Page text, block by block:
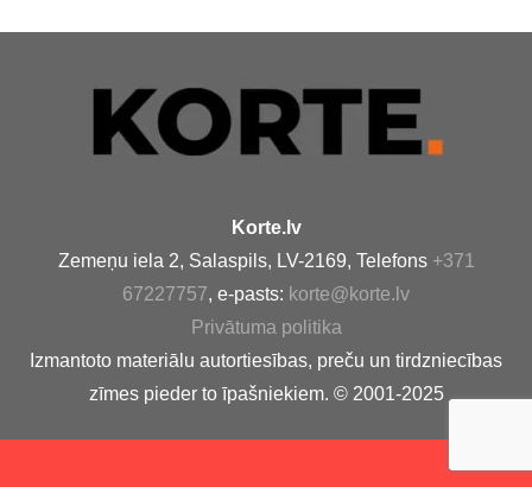
Korte.lv
Zemeņu iela 2, Salaspils, LV-2169, Telefons +371
67227757, e-pasts: korte@korte.lv
Privātuma politika
Izmantoto materiālu autortiesības, preču un tirdzniecības
zīmes pieder to īpašniekiem. © 2001-2025